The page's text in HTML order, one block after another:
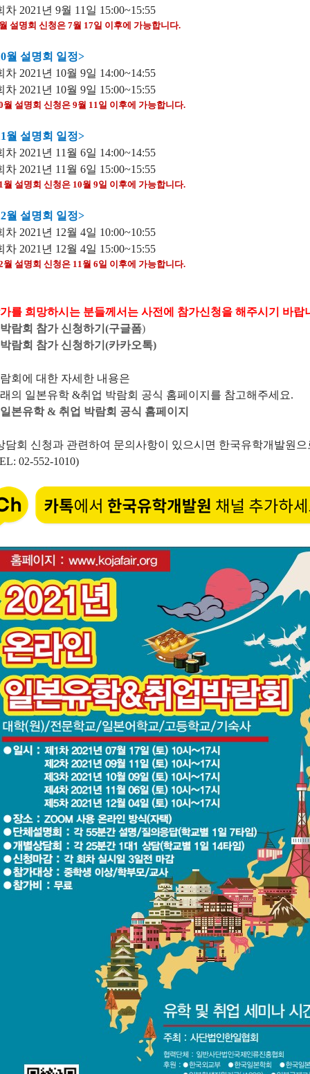
차 2021년 9월 11일 15:00~15:55
설명회 신청은 7월 17일 이후에 가능합니다.
월 설명회 일정>
차 2021년 10월 9일 14:00~14:55
차 2021년 10월 9일 15:00~15:55
월 설명회 신청은 9월 11일 이후에 가능합니다.
월 설명회 일정>
차 2021년 11월 6일 14:00~14:55
차 2021년 11월 6일 15:00~15:55
월 설명회 신청은 10월 9일 이후에 가능합니다.
월 설명회 일정>
차 2021년 12월 4일 10:00~10:55
차 2021년 12월 4일 15:00~15:55
월 설명회 신청은 11월 6일 이후에 가능합니다.
를 희망하시는 분들께서는 사전에 참가신청을 해주시기 바랍
람회 참가 신청하기(구글폼)
람회 참가 신청하기(카카오톡)
회에 대한 자세한 내용은
의 일본유학 &취업 박람회 공식 홈페이지를 참고해주세요.
일본유학 & 취업 박람회 공식 홈페이지
담회 신청과 관련하여 문의사항이 있으시면 한국유학개발원
02-552-1010)